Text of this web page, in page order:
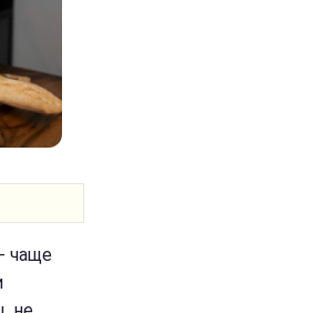
чаще